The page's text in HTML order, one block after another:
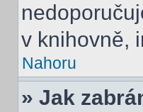
v knihovně,
Nahoru
» Jak